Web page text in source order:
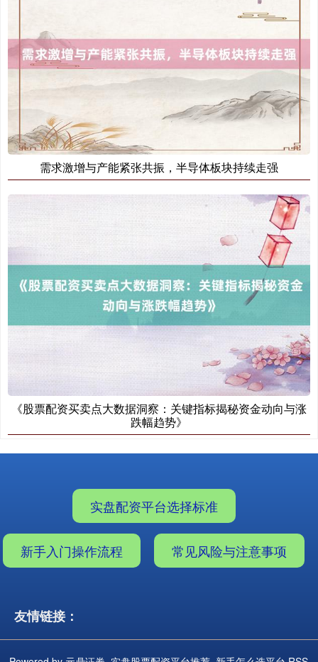
需求激增与产能紧张共振，半导体板块持续走强
《股票配资买卖点大数据洞察：关键指标揭秘资金动向与涨
跌幅趋势》
实盘配资平台选择标准
新手入门操作流程 常见风险与注意事项
友情链接：